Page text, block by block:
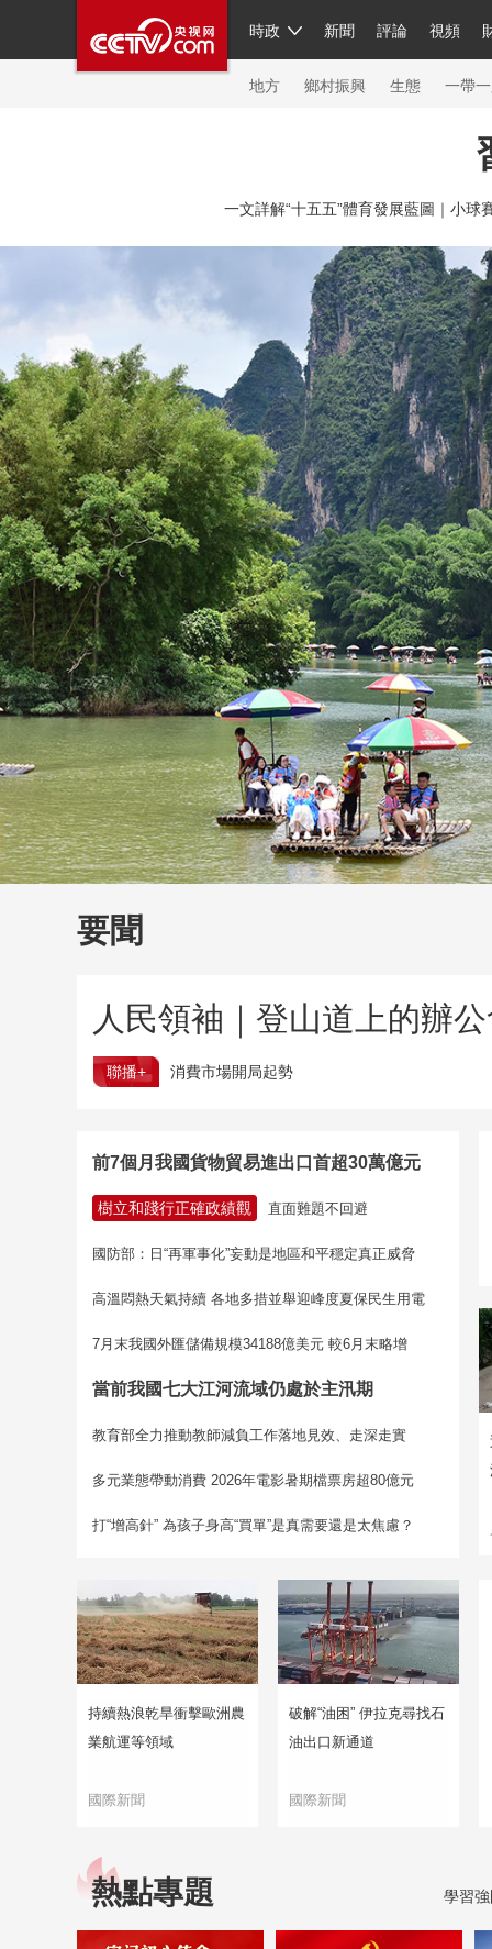
時政 新聞 評論 視頻
人民領袖習近平 聯播+ 中國
直播 片庫 欄目大全 節目單
繁體 海外頻道 iPanda
地方 鄉村振興 生態 一帶
總台春晚
新聞
人民領袖
視頻
現場
體育
VIP會員
財經
大國智造
CCTV.節
一文詳解“十五五”體育發展藍圖｜ 小球
要聞
人民領袖｜登山道上的辦
聯播+ 消費市場開局起勢
前7個月我國貨物貿易進出口首超30萬億元
樹立和踐行正確政績觀 直面難題不回避
國防部：日“再軍事化”妄動是地區和平穩定真正威脅
高溫悶熱天氣持續 各地多措並舉迎峰度夏保民生用電
7月末我國外匯儲備規模34188億美元 較6月末略增
當前我國七大江河流域仍處於主汛期
教育部全力推動教師減負工作落地見效、走深走實
多元業態帶動消費 2026年電影暑期檔票房超80億元
打“增高針” 為孩子身高“買單”是真需要還是太焦慮？
持續熱浪乾旱衝擊歐洲農
業航運等領域
國際新聞
破解“油困” 伊拉克尋找石
油出口新通道
國際新聞
熱點專題 學習